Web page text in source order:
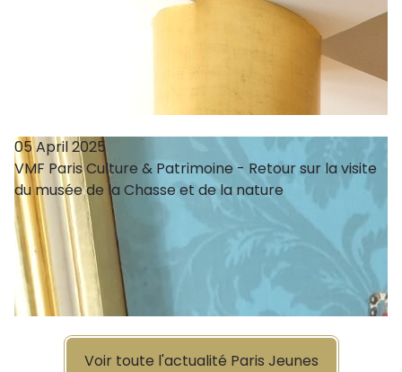
05 April 2025
VMF Paris Culture & Patrimoine - Retour sur la visite
du musée de la Chasse et de la nature
Voir toute l'actualité Paris Jeunes